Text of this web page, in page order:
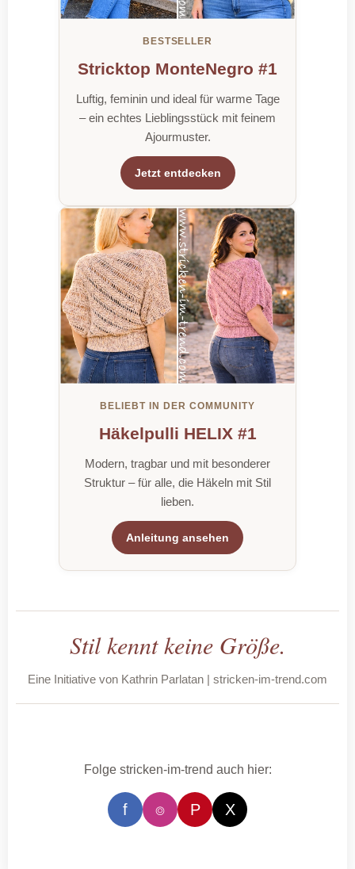
BESTSELLER
Stricktop MonteNegro #1
Luftig, feminin und ideal für warme Tage
– ein echtes Lieblingsstück mit feinem
Ajourmuster.
Jetzt entdecken
BELIEBT IN DER COMMUNITY
Häkelpulli HELIX #1
Modern, tragbar und mit besonderer
Struktur – für alle, die Häkeln mit Stil
lieben.
Anleitung ansehen
Stil kennt keine Größe.
Eine Initiative von Kathrin Parlatan | stricken-im-trend.com
Folge stricken-im-trend auch hier:
f ⌾ P X